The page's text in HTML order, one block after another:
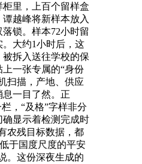
里，上百个留样盒
越峰将新样本放入
锁。样本72小时留
大约1小时后，这
拆入送往学校的保
一张专属的“身份
扫描，产地、供应
一目了然。正
，“及格”字样非分
显示着检测完成时
农残目标数据，都
于国度尺度的平安
。这份深夜生成的